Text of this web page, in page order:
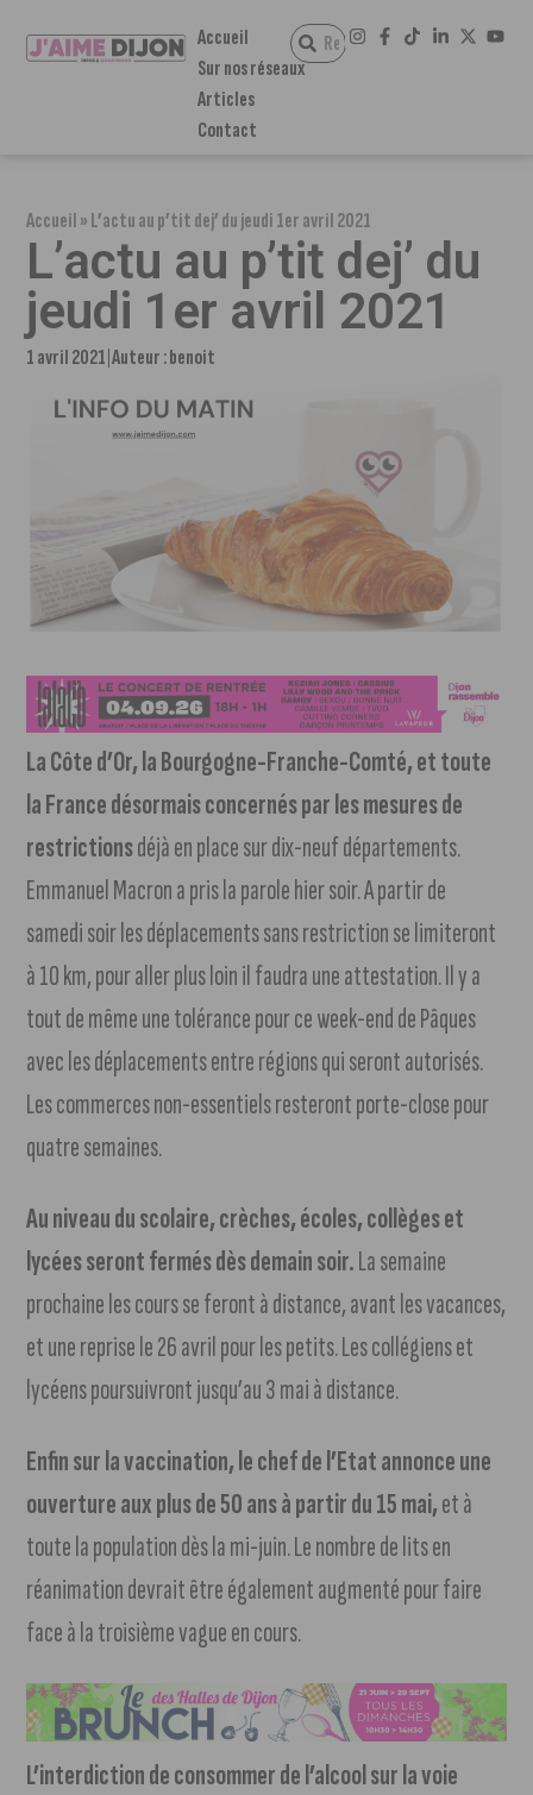
Accueil
Sur nos réseaux
Articles
Contact
Accueil»L’actu au p’tit dej’ du jeudi 1er avril 2021
L’actu au p’tit dej’ du
jeudi 1er avril 2021
1 avril 2021 Auteur :benoit
La Côte d’Or, la Bourgogne-Franche-Comté, et toute
la France désormais concernés par les mesures de
restrictionsdéjà en place sur dix-neuf départements.
Emmanuel Macron a pris la parole hier soir. A partir de
samedi soir les déplacements sans restriction se limiteront
à 10 km, pour aller plus loin il faudra une attestation. Il y a
tout de même une tolérance pour ce week-end de Pâques
avec les déplacements entre régions qui seront autorisés.
Les commerces non-essentiels resteront porte-close pour
quatre semaines.
Au niveau du scolaire, crèches, écoles, collèges et
lycées seront fermés dès demain soir.La semaine
prochaine les cours se feront à distance, avant les vacances,
et une reprise le 26 avril pour les petits. Les collégiens et
lycéens poursuivront jusqu’au 3 mai à distance.
Enfin sur la vaccination, le chef de l’Etat annonce une
ouverture aux plus de 50 ans à partir du 15 mai,et à
toute la population dès la mi-juin. Le nombre de lits en
réanimation devrait être également augmenté pour faire
face à la troisième vague en cours.
L’interdiction de consommer de l’alcool sur la voie